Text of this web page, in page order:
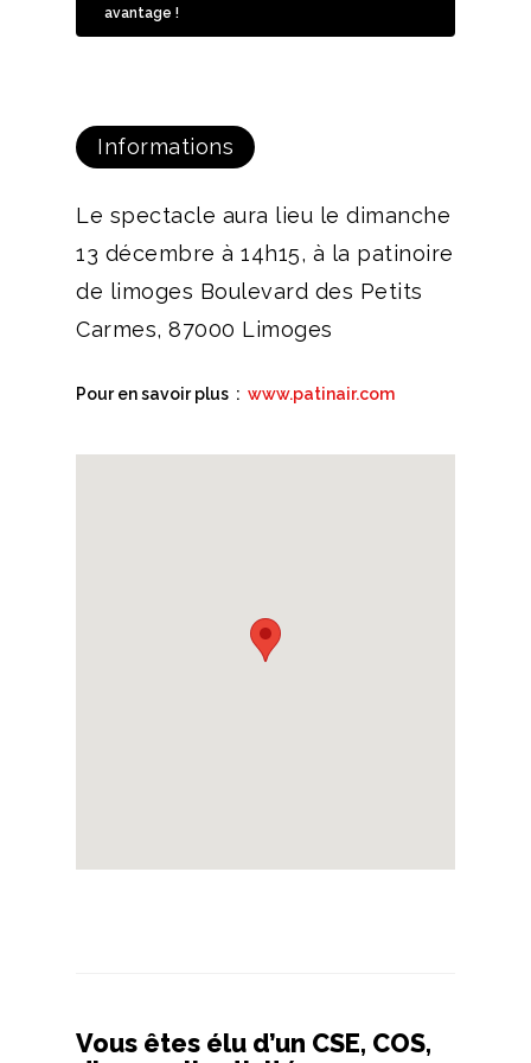
avantage !
Informations
Le spectacle aura lieu le dimanche
13 décembre à 14h15, à la patinoire
de limoges Boulevard des Petits
Carmes, 87000 Limoges
Pour en savoir plus :www.patinair.com
Vous êtes élu d’un CSE, COS,